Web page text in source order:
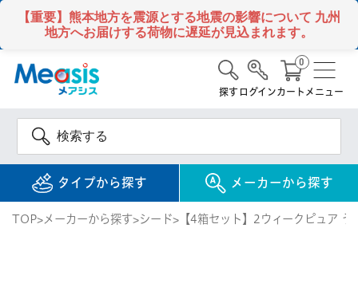
【重要】熊本地方を震源とする地震の影響について 九州
地方へお届けする荷物に遅延が見込まれます。
タイプから探す メーカーから探す
探す ログインカート
0
メニュー
TOP メーカーから探す シード 【4箱セット】2ウィークピュア う